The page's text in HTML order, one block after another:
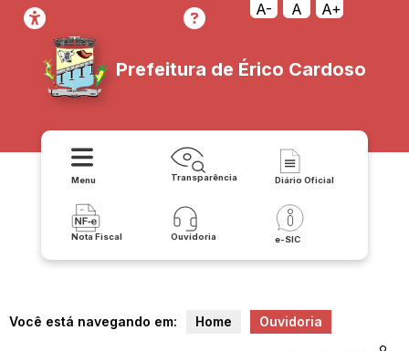
A- A A+
Prefeitura de Érico Cardoso
Menu Transparência Diário Oficial
Nota Fiscal Ouvidoria e-SIC
Você está navegando em: Home Ouvidoria